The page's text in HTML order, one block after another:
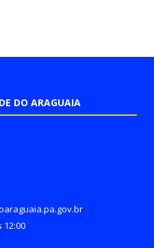
DO ARAGUAIA
12:00